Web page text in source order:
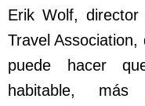
Erik Wolf,
Travel
puede hacer
habitable,